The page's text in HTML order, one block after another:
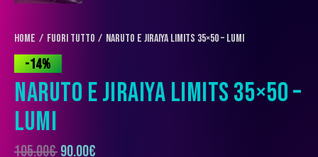
Home FUORI TUTTO Naruto e Jiraiya Limits 35×50 – Lumi
-14%
NARUTO E JIRAIYA LIMITS 35×50 –
LUMI
105.00€90.00€